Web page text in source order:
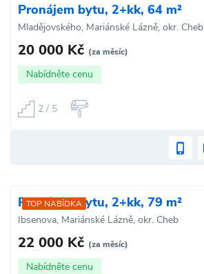
Pronájem bytu, 2+kk, 64 m²
Mladějovského, Mariánské Lázně, okr. Cheb
20 000 Kč (za měsíc)
Nabídněte cenu
2 / 5
TOP NABÍDKA
Pronájem bytu, 2+kk, 79 m²
Ibsenova, Mariánské Lázně, okr. Cheb
22 000 Kč (za měsíc)
Nabídněte cenu